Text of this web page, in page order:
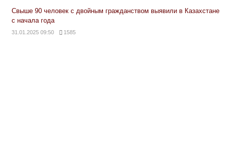
Свыше 90 человек с двойным гражданством выявили в Казахстане
с начала года
31.01.2025 09:50 1585